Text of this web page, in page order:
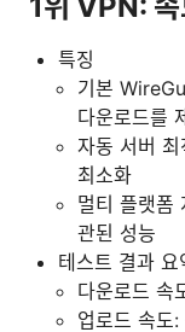
특징
기본
다운로드를
자동 서버
최소화
멀티 플랫폼
관된 성능
테스트 결과 요
다운로드
업로드 속